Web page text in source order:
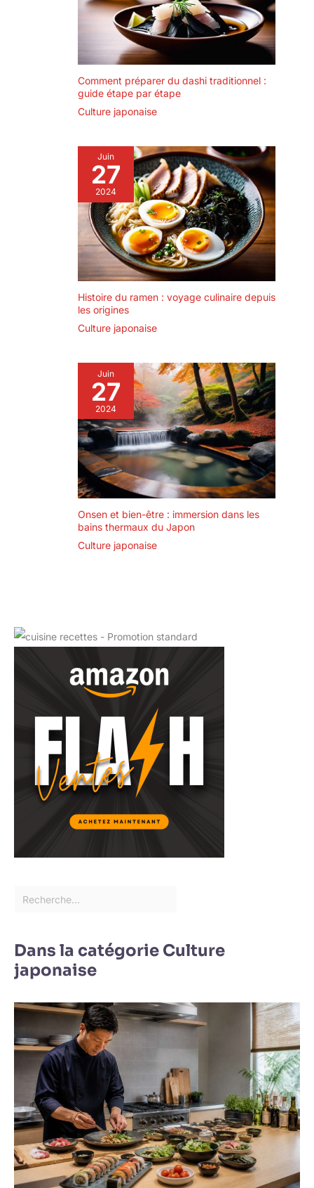
écrans ; un cadeau unique
pour les esprits visuels et
les amateurs de jeux de
réflexion.
Comment préparer du dashi traditionnel :
guide étape par étape
Culture japonaise
Juin
27
2024
Histoire du ramen : voyage culinaire depuis
les origines
Culture japonaise
Juin
27
2024
Onsen et bien-être : immersion dans les
bains thermaux du Japon
Culture japonaise
Dans la catégorie Culture
japonaise